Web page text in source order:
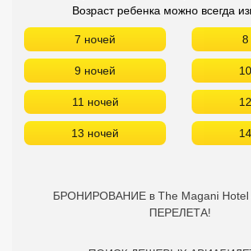
Возраст ребенка можно всегда
7 ночей 8
9 ночей
11 ночей
13 ночей
БРОНИРОВАНИЕ в The Magani Hotel
ПЕРЕЛЕТА!
Сетевые отели Вьетнама
Сетевые отели Мальдив
Сетевые отели Бали